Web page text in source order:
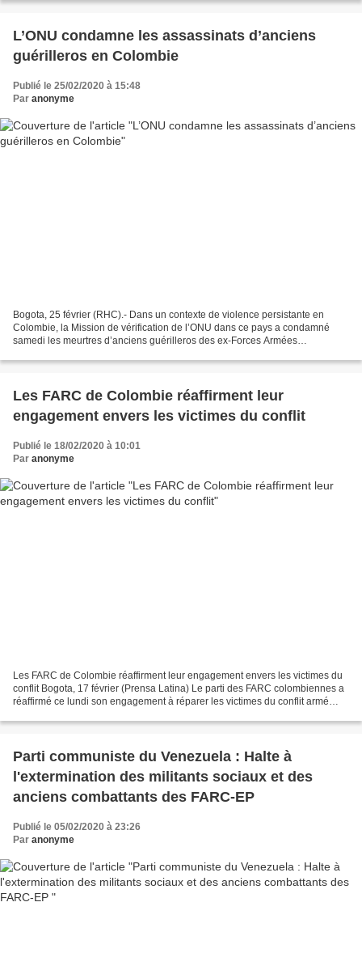
L’ONU condamne les assassinats d’anciens
guérilleros en Colombie
Publié le 25/02/2020 à 15:48
Par anonyme
Bogota, 25 février (RHC).- Dans un contexte de violence persistante en
Colombie, la Mission de vérification de l’ONU dans ce pays a condamné
samedi les meurtres d’anciens guérilleros des ex-Forces Armées
Les FARC de Colombie réaffirment leur
engagement envers les victimes du conflit
Publié le 18/02/2020 à 10:01
Par anonyme
Les FARC de Colombie réaffirment leur engagement envers les victimes du
conflit Bogota, 17 février (Prensa Latina) Le parti des FARC colombiennes a
réaffirmé ce lundi son engagement à réparer les victimes du conflit armé
Parti communiste du Venezuela : Halte à
l'extermination des militants sociaux et des
anciens combattants des FARC-EP
Publié le 05/02/2020 à 23:26
Par anonyme